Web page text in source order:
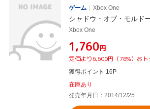
ゲーム
Xbox One
シャドウ・オブ・モルド
Xbox One
¥1,760円
定価より6,600円（78%）おト
獲得ポイント 16P
在庫あり
発売年月日：2014/12/25